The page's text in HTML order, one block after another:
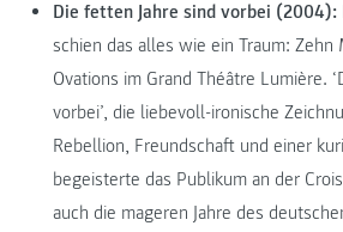
Die fetten Jahre sind vorbei (2004):
schien das alles wie ein Traum: Zehn
Ovations im Grand Théâtre Lumière.
vorbei’, die liebevoll-ironische
Rebellion, Freundschaft und einer
begeisterte das Publikum an der
auch die mageren Jahre des